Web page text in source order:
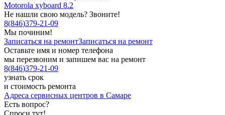
Motorola xyboard 8.2
Не нашли свою модель? Звоните!
8(846)379-21-09
Мы починим!
Записаться на ремонтЗаписаться на ремонт
Оставьте имя и номер телефона
мы перезвоним и запишем вас на ремонт
8(846)379-21-09
узнать срок
и стоимость ремонта
Адреса сервисных центров в Самаре
Есть вопрос?
Спроси тут!